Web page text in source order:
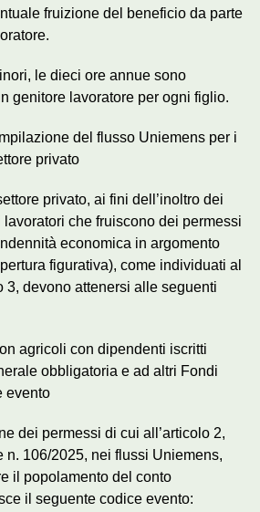
fruizione del beneficio da parte
le dieci ore annue sono
genitore lavoratore per ogni figlio.
del flusso Uniemens per i
privato
privato, ai fini dell’inoltro dei
che fruiscono dei permessi
economica in argomento
figurativa), come individuati al
3, devono attenersi alle seguenti
agricoli con dipendenti iscritti
obbligatoria e ad altri Fondi
evento
dei permessi di cui all’articolo 2,
n. 106/2025, nei flussi Uniemens,
il popolamento del conto
il seguente codice evento: